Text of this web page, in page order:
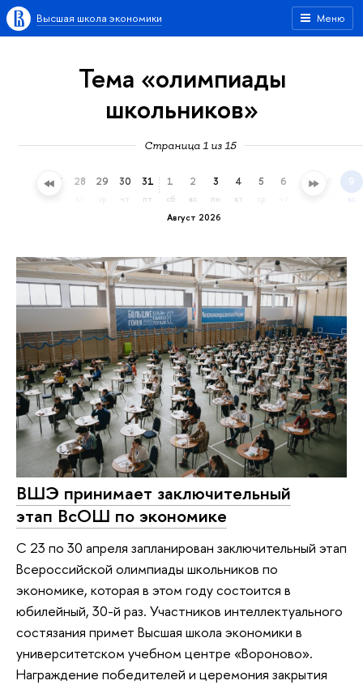
Меню
Высшая школа экономики
Тема «олимпиады
школьников»
Страница 1 из 15
27 28 29 30
чт
31
пт
Август 2026
1
сб
2
вс
3
пн
4
вт
5 6 7 9
вс
ВШЭ принимает заключительный
этап ВсОШ по экономике
С 23 по 30 апреля запланирован заключительный этап
Всероссийской олимпиады школьников по
экономике, которая в этом году состоится в
юбилейный, 30-й раз. Участников интеллектуального
состязания примет Высшая школа экономики в
университетском учебном центре «Вороново».
Награждение победителей и церемония закрытия